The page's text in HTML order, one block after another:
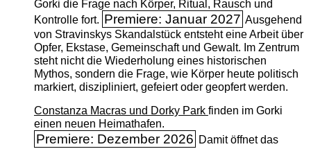
Gorki die Frage nach Körper, Ritual, Rausch und
Kontrolle fort. Premiere: Januar 2027 Ausgehend
von Stravinskys Skandalstück entsteht eine Arbeit über
Opfer, Ekstase, Gemeinschaft und Gewalt. Im Zentrum
steht nicht die Wiederholung eines historischen
Mythos, sondern die Frage, wie Körper heute politisch
markiert, diszipliniert, gefeiert oder geopfert werden.
Constanza Macras und Dorky Park finden im Gorki
einen neuen Heimathafen.
Premiere: Dezember 2026 Damit öffnet das